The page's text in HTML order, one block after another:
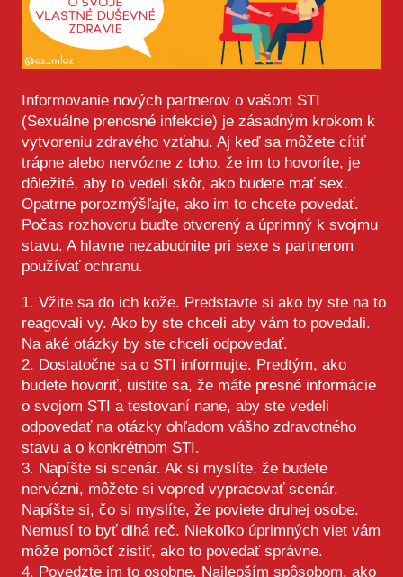
Informovanie nových partnerov o vašom STI
(Sexuálne prenosné infekcie) je zásadným krokom k
vytvoreniu zdravého vzťahu. Aj keď sa môžete cítiť
trápne alebo nervózne z toho, že im to hovoríte, je
dôležité, aby to vedeli skôr, ako budete mať sex.
Opatrne porozmýšľajte, ako im to chcete povedať.
Počas rozhovoru buďte otvorený a úprimný k svojmu
stavu. A hlavne nezabudnite pri sexe s partnerom
používať ochranu. ⁣
1. Vžite sa do ich kože. Predstavte si ako by ste na to
reagovali vy. Ako by ste chceli aby vám to povedali.
Na aké otázky by ste chceli odpovedať. ⁣ ⁣
2. Dostatočne sa o STI informujte. Predtým, ako
budete hovoriť, uistite sa, že máte presné informácie
o svojom STI a testovaní nane, aby ste vedeli
odpovedať na otázky ohľadom vášho zdravotného
stavu a o konkrétnom STI.⁣ ⁣
3. Napíšte si scenár. Ak si myslíte, že budete
nervózni, môžete si vopred vypracovať scenár.
Napíšte si, čo si myslíte, že poviete druhej osobe.
Nemusí to byť dlhá reč. Niekoľko úprimných viet vám
môže pomôcť zistiť, ako to povedať správne.⁣ ⁣
4. Povedzte im to osobne. Najlepším spôsobom, ako